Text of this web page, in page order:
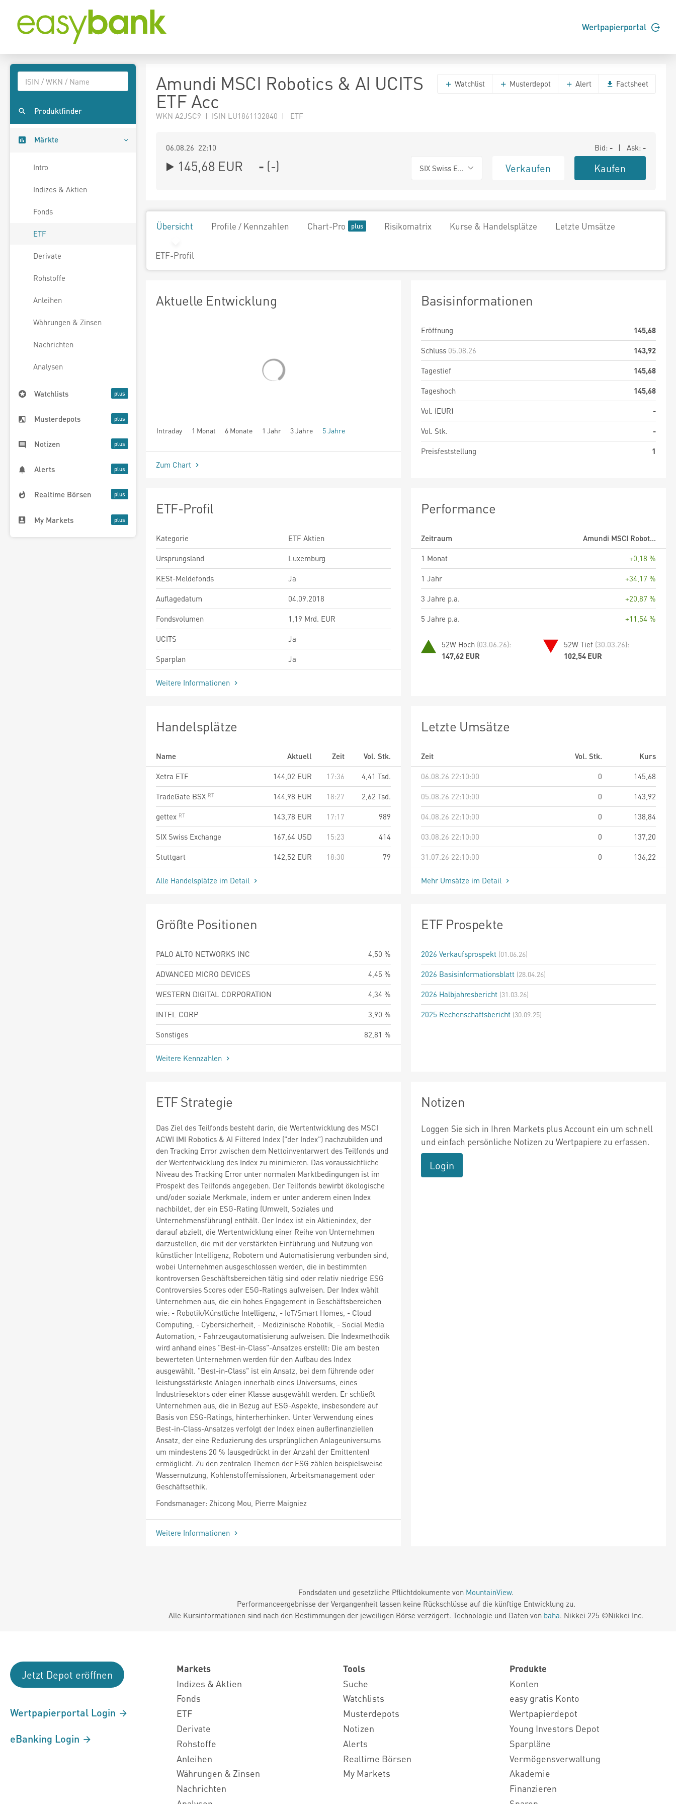
Wertpapierportal
Produktfinder
Märkte
Intro
Indizes & Aktien
Fonds
ETF
Derivate
Rohstoffe
Anleihen
Währungen & Zinsen
Nachrichten
Analysen
Watchlists
Musterdepots
Notizen
Alerts
Realtime Börsen
My Markets
Amundi MSCI Robotics & AI UCITS
ETF Acc
WKN A2JSC9 | ISIN LU1861132840 | ETF
Watchlist Musterdepot Alert Factsheet
06.08.26 22:10 Bid: - | Ask: -
145,68 EUR - (-) SIX Swiss Exchange Verkaufen Kaufen
Übersicht Profile / Kennzahlen Chart-Pro Risikomatrix Kurse & Handelsplätze Letzte Umsätze
ETF-Profil
Aktuelle Entwicklung
Intraday 1 Monat 6 Monate 1 Jahr 3 Jahre 5 Jahre
seit Beginn
Zum Chart
Basisinformationen
Eröffnung
145,68
Schluss 05.08.26
143,92
Tagestief
145,68
Tageshoch
145,68
Vol. (EUR)
-
Vol. Stk.
-
Preisfeststellung
1
ETF-Profil
Kategorie
ETF Aktien
Ursprungsland
Luxemburg
KESt-Meldefonds
Ja
Auflagedatum
04.09.2018
Fondsvolumen
1,19 Mrd. EUR
UCITS
Ja
Sparplan
Ja
Weitere Informationen
Performance
Zeitraum
Amundi MSCI Robot...
1 Monat
+0,18 %
1 Jahr
+34,17 %
3 Jahre p.a.
+20,87 %
5 Jahre p.a.
+11,54 %
52W Hoch (03.06.26):
147,62 EUR
52W Tief (30.03.26):
102,54 EUR
Handelsplätze
Name Aktuell Zeit
Vol. Stk.
Xetra ETF
144,02 EUR 17:36
4,41 Tsd.
TradeGate BSX
144,98 EUR 18:27
2,62 Tsd.
gettex
143,78 EUR 17:17
989
SIX Swiss Exchange
167,64 USD 15:23
414
Stuttgart
142,52 EUR 18:30 79
Alle Handelsplätze im Detail
Letzte Umsätze
Zeit Vol. Stk.
Kurs
06.08.26 22:10:00
0
145,68
05.08.26 22:10:00
0
143,92
04.08.26 22:10:00
0
138,84
03.08.26 22:10:00
0
137,20
31.07.26 22:10:00
0 136,22
Mehr Umsätze im Detail
Größte Positionen
PALO ALTO NETWORKS INC
4,50 %
ADVANCED MICRO DEVICES
4,45 %
WESTERN DIGITAL CORPORATION
4,34 %
INTEL CORP
3,90 %
Sonstiges
82,81 %
Weitere Kennzahlen
ETF Prospekte
2026 Verkaufsprospekt (01.06.26)
2026 Basisinformationsblatt (28.04.26)
2026 Halbjahresbericht (31.03.26)
2025 Rechenschaftsbericht (30.09.25)
ETF Strategie
Das Ziel des Teilfonds besteht darin, die Wertentwicklung des MSCI
ACWI IMI Robotics & AI Filtered Index ("der Index") nachzubilden und
den Tracking Error zwischen dem Nettoinventarwert des Teilfonds und
der Wertentwicklung des Index zu minimieren. Das voraussichtliche
Niveau des Tracking Error unter normalen Marktbedingungen ist im
Prospekt des Teilfonds angegeben. Der Teilfonds bewirbt ökologische
und/oder soziale Merkmale, indem er unter anderem einen Index
nachbildet, der ein ESG-Rating (Umwelt, Soziales und
Unternehmensführung) enthält. Der Index ist ein Aktienindex, der
darauf abzielt, die Wertentwicklung einer Reihe von Unternehmen
darzustellen, die mit der verstärkten Einführung und Nutzung von
künstlicher Intelligenz, Robotern und Automatisierung verbunden sind,
wobei Unternehmen ausgeschlossen werden, die in bestimmten
kontroversen Geschäftsbereichen tätig sind oder relativ niedrige ESG
Controversies Scores oder ESG-Ratings aufweisen. Der Index wählt
Unternehmen aus, die ein hohes Engagement in Geschäftsbereichen
wie: - Robotik/Künstliche Intelligenz, - IoT/Smart Homes, - Cloud
Computing, - Cybersicherheit, - Medizinische Robotik, - Social Media
Automation, - Fahrzeugautomatisierung aufweisen. Die Indexmethodik
wird anhand eines "Best-in-Class"-Ansatzes erstellt: Die am besten
bewerteten Unternehmen werden für den Aufbau des Index
ausgewählt. "Best-in-Class" ist ein Ansatz, bei dem führende oder
leistungsstärkste Anlagen innerhalb eines Universums, eines
Industriesektors oder einer Klasse ausgewählt werden. Er schließt
Unternehmen aus, die in Bezug auf ESG-Aspekte, insbesondere auf
Basis von ESG-Ratings, hinterherhinken. Unter Verwendung eines
Best-in-Class-Ansatzes verfolgt der Index einen außerfinanziellen
Ansatz, der eine Reduzierung des ursprünglichen Anlageuniversums
um mindestens 20 % (ausgedrückt in der Anzahl der Emittenten)
ermöglicht. Zu den zentralen Themen der ESG zählen beispielsweise
Wassernutzung, Kohlenstoffemissionen, Arbeitsmanagement oder
Geschäftsethik.
Fondsmanager: Zhicong Mou, Pierre Maigniez
Weitere Informationen
Notizen
Loggen Sie sich in Ihren Markets plus Account ein um schnell
und einfach persönliche Notizen zu Wertpapiere zu erfassen.
Login
Fondsdaten und gesetzliche Pflichtdokumente von MountainView.
Performanceergebnisse der Vergangenheit lassen keine Rückschlüsse auf die künftige Entwicklung zu.
Alle Kursinformationen sind nach den Bestimmungen der jeweiligen Börse verzögert. Technologie und Daten von baha. Nikkei 225 ©Nikkei Inc.
Jetzt Depot eröffnen
Wertpapierportal Login
eBanking Login
Markets
Indizes & Aktien
Fonds
ETF
Derivate
Rohstoffe
Anleihen
Währungen & Zinsen
Nachrichten
Tools
Suche
Watchlists
Musterdepots
Notizen
Alerts
Realtime Börsen
My Markets
Produkte
Konten
easy gratis Konto
Wertpapierdepot
Young Investors Depot
Sparpläne
Vermögensverwaltung
Akademie
Finanzieren